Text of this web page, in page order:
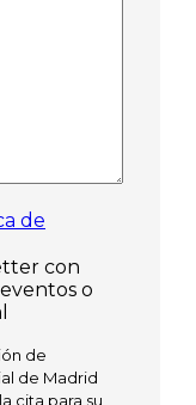
de
con
o
de
de Madrid
cita para su